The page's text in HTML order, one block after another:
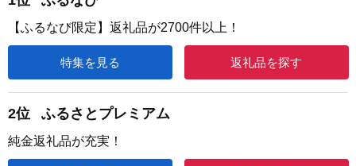
【ふるなび限定】返礼品が2700件以上！
特集を見る 返礼品を探す
2位 ふるさとプレミアム
純金返礼品が充実！